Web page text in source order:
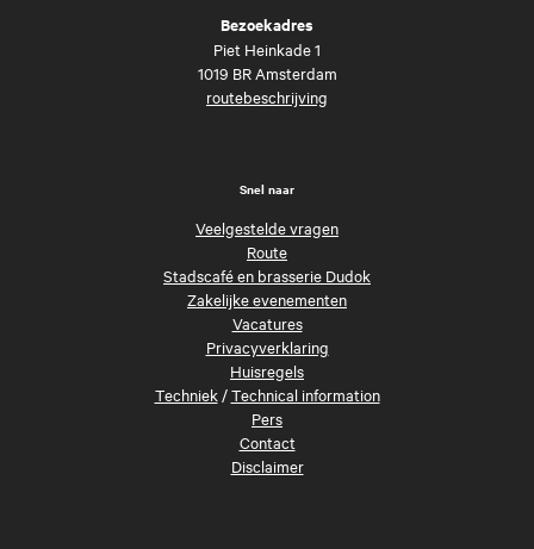
Bezoekadres
Piet Heinkade 1
1019 BR Amsterdam
routebeschrijving
Snel naar
Veelgestelde vragen
Route
Stadscafé en brasserie Dudok
Zakelijke evenementen
Vacatures
Privacyverklaring
Huisregels
Techniek/Technical information
Pers
Contact
Disclaimer